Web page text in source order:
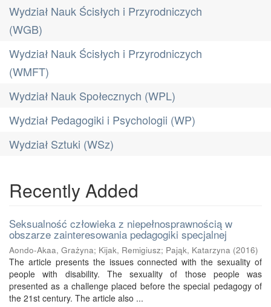
Wydział Nauk Ścisłych i Przyrodniczych
(WGB)
Wydział Nauk Ścisłych i Przyrodniczych
(WMFT)
Wydział Nauk Społecznych (WPL)
Wydział Pedagogiki i Psychologii (WP)
Wydział Sztuki (WSz)
Recently Added
Seksualność człowieka z niepełnosprawnością w
obszarze zainteresowania pedagogiki specjalnej
Aondo-Akaa, Grażyna; Kijak, Remigiusz; Pająk, Katarzyna (2016)
The article presents the issues connected with the sexuality of
people with disability. The sexuality of those people was
presented as a challenge placed before the special pedagogy of
the 21st century. The article also ...